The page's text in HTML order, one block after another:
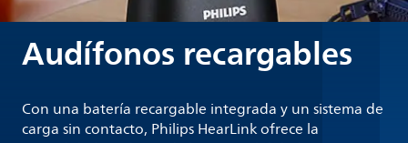
Audífonos recargables
Con una batería recargable integrada y un sistema de
carga sin contacto, Philips HearLink ofrece la